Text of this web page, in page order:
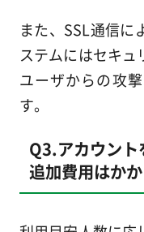
また、SSL通信に
ステムにはセキュ
ユーザからの攻
す。
Q3.アカウント
追加費用はか